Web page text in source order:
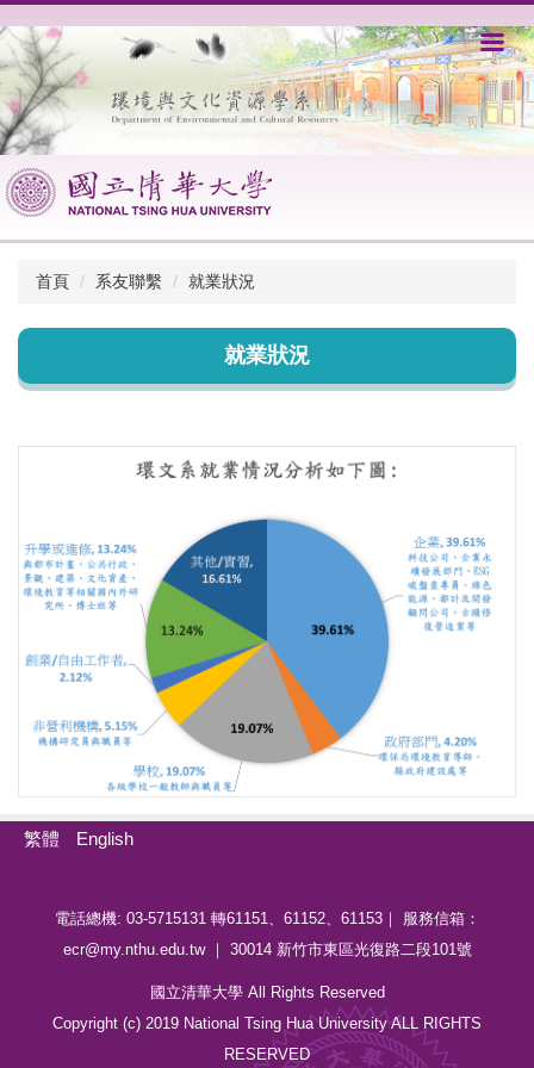
到
主
要
內
容
區
首頁 系友聯繫 就業狀況
就業狀況
繁體 English
電話總機: 03-5715131 轉61151、61152、61153｜ 服務信箱：
ecr@my.nthu.edu.tw ｜ 30014 新竹市東區光復路二段101號
國立清華大學 All Rights Reserved
Copyright (c) 2019 National Tsing Hua University ALL RIGHTS
RESERVED